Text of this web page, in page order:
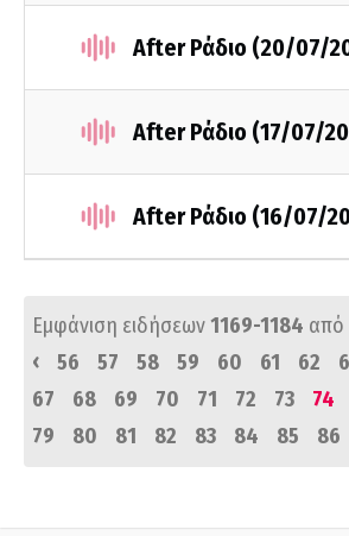
After Ράδιο (20/07/
After Ράδιο (17/07/
After Ράδιο (16/07/
Εμφάνιση ειδήσεων1169-1184 από
‹
56 57 58 59 60 61 62
67
68 69 70 71 72 73 74
79
80 81 82 83 84 85 86